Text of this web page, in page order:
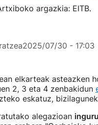
argazkia: EITB.
2025/07/30 - 17:03
elkarteak asteazken
2, 3 eta 4 zenbakidun
eskatuz,
alegazioan